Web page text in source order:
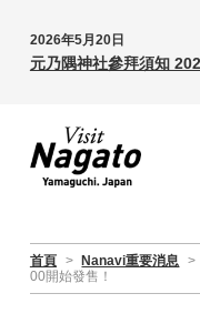
2026年5月20日
元乃隅神社參拜須知
首頁 > Nanavi重要消息 >
00開始發售！